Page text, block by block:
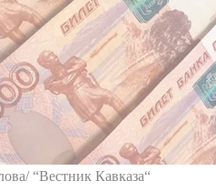
“Вестник Кавказа“